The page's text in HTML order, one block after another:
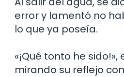
error y lamentó no
lo que ya poseía.
«¡Qué tonto he sido!»,
mirando su reflejo